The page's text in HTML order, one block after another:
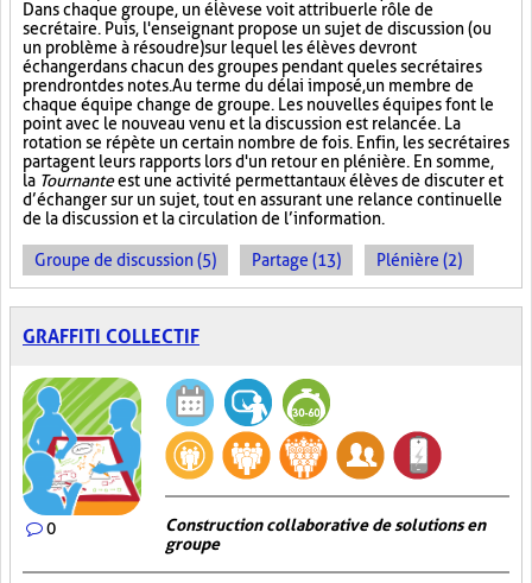
Dans chaque groupe, un élève se voit attribuer le rôle de
secrétaire. Puis, l'enseignant propose un sujet de discussion (ou
un problème à résoudre) sur lequel les élèves devront
échanger dans chacun des groupes pendant que les secrétaires
prendront des notes. Au terme du délai imposé, un membre de
chaque équipe change de groupe. Les nouvelles équipes font le
point avec le nouveau venu et la discussion est relancée. La
rotation se répète un certain nombre de fois. Enfin, les secrétaires
partagent leurs rapports lors d'un retour en plénière. En somme,
la Tournanteest une activité permettant aux élèves de discuter et
d’échanger sur un sujet, tout en assurant une relance continuelle
de la discussion et la circulation de l’information.
Groupe de discussion (5) Partage (13) Plénière (2)
GRAFFITI COLLECTIF
0
Construction collaborative de solutions en
groupe